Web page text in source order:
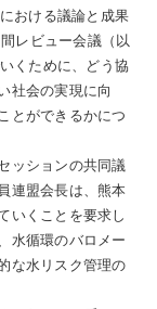
おける議論と成果
レビュー会議（以
くために、どう協
社会の実現に向
とができるかにつ
ッションの共同議
連盟会長は、熊本
いくことを要求し
水循環のバロメー
な水リスク管理の